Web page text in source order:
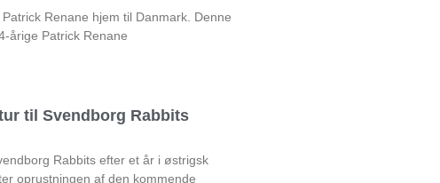
Renane hjem til Danmark. Denne
årige Patrick Renane
til Svendborg Rabbits
Rabbits efter et år i østrigsk
oprustningen af den kommende